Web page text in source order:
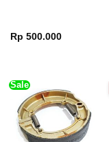
Rp 500.000
Sale